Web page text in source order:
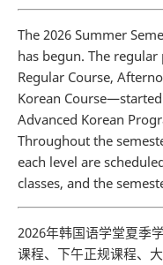
The 2026 Summer
has begun. The
Regular Course,
Korean
Advanced Korean
Throughout the
each level are
classes, and the
2026年韩国语学堂夏季
课程、下午正规课程、